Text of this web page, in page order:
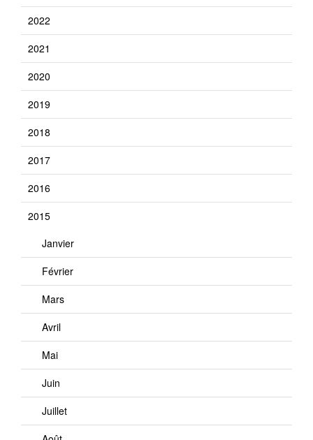
2022
2021
2020
2019
2018
2017
2016
2015
Janvier
Février
Mars
Avril
Mai
Juin
Juillet